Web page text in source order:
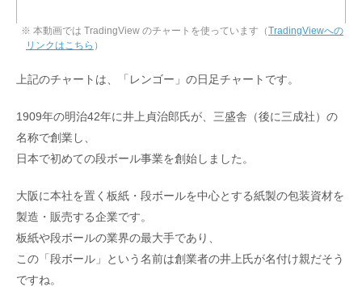
※ 本動画では TradingView のチャートを使っています（TradingViewへの
リンクはこちら ）
上記のチャートは、「レンゴー」の日足チャートです。
1909年の明治42年に井上貞治郎氏が、三盛舎（後に三成社）の
名称で創業し、
日本で初めての段ボール事業を創始しました。
大阪に本社を置く板紙・段ボールを中心とする紙製の包装資材を
製造・販売する企業です。
板紙や段ボールの業界の最大手であり、
この「段ボール」という名前は創業者の井上氏が名付け親だそう
ですね。